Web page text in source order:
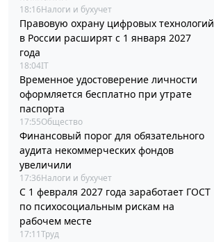
18:16Налоги и бухучет
Правовую охрану цифровых технологий
в России расширят с 1 января 2027
года
18:04IT
Временное удостоверение личности
оформляется бесплатно при утрате
паспорта
17:55Общество
Финансовый порог для обязательного
аудита некоммерческих фондов
увеличили
17:36Налоги и бухучет
С 1 февраля 2027 года заработает ГОСТ
по психосоциальным рискам на
рабочем месте
17:11Труд